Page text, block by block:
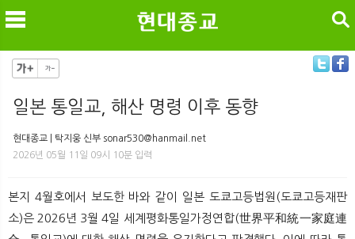
검색
일본 통일교, 해산 명령 이후 동향
현대종교 | 탁지웅 신부 sonar530@hanmail.net
2026년 05월 11일 09시 10분 입력
본지 4월호에서 보도한 바와 같이 일본 도쿄고등법원(도쿄고등재판
소)은 2026년 3월 4일 세계평화통일가정연합(世界平和統一家庭連